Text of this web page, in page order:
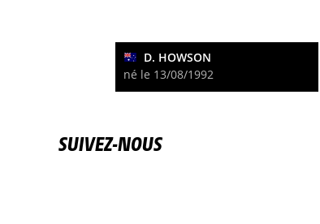
D. HOWSON
né le 13/08/1992
SUIVEZ-NOUS